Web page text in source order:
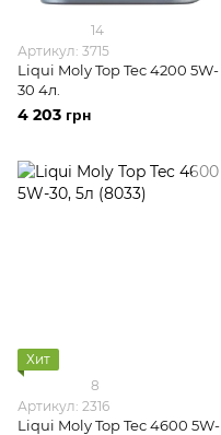
14
Артикул: 3715
Liqui Moly Top Tec 4200 5W-
30 4л.
4 203 грн
Хит
8
Артикул: 2316
Liqui Moly Top Tec 4600 5W-